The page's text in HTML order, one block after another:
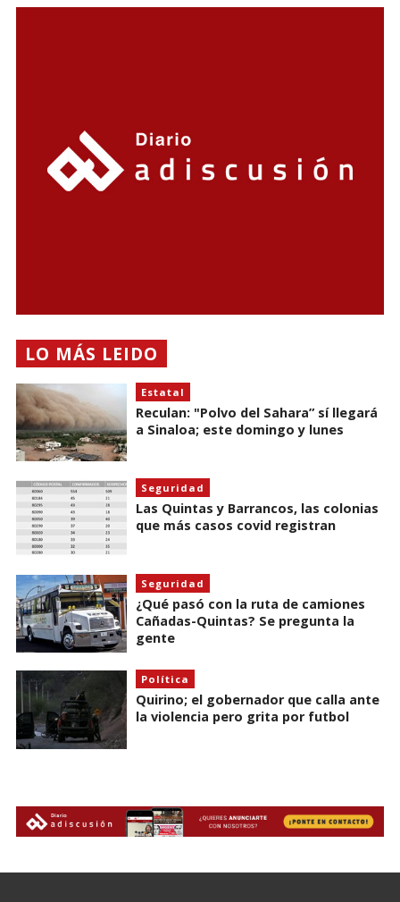
LO MÁS LEIDO
Estatal
Reculan: "Polvo del Sahara” sí llegará
a Sinaloa; este domingo y lunes
Seguridad
Las Quintas y Barrancos, las colonias
que más casos covid registran
Seguridad
¿Qué pasó con la ruta de camiones
Cañadas-Quintas? Se pregunta la
gente
Política
Quirino; el gobernador que calla ante
la violencia pero grita por futbol